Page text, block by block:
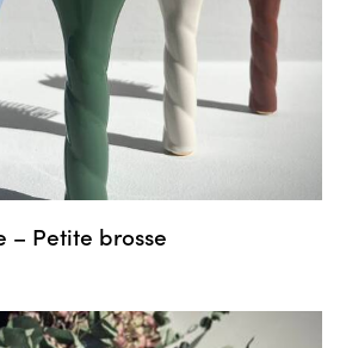
– Petite brosse